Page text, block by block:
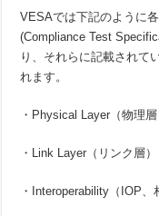
VESAでは下記のように
(Compliance Test
り、それらに記載されて
れます。
・Physical Layer（物理層
・Link Layer（リンク層）
・Interoperability（IOP、